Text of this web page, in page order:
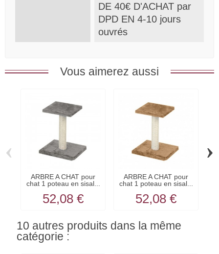
DE 40€ D'ACHAT par
DPD EN 4-10 jours
ouvrés
Vous aimerez aussi
ARBRE A CHAT pour
chat 1 poteau en sisal...
52,08 €
ARBRE A CHAT pour
chat 1 poteau en sisal...
52,08 €
‹ ›
10 autres produits dans la même
catégorie :